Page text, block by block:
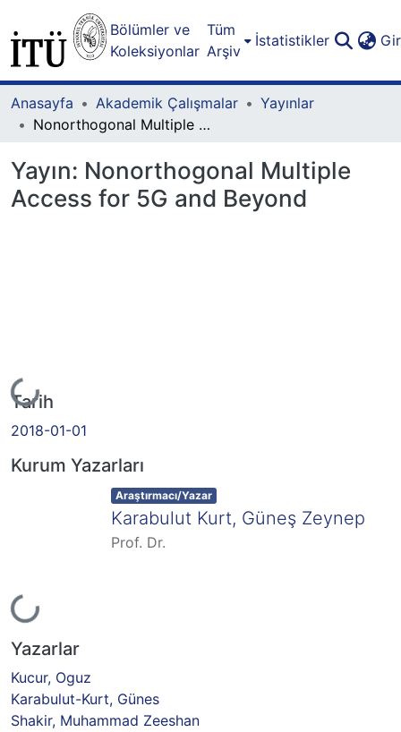
Bölümler ve
Koleksiyonlar
Tüm
Arşiv
İstatistikler
Anasayfa Akademik Çalışmalar
Yayınlar
Nonorthogonal Multiple Access for 5G and Beyond
Yayın: Nonorthogonal Multiple
Access for 5G and Beyond
Yükleniyor...
Tarih
2018-01-01
Kurum Yazarları
Yükleniyor...
Item type:
Araştırmacı/Yazar ,
Karabulut Kurt, Güneş Zeynep
Prof. Dr.
Yazarlar
Kucur, Oguz
Karabulut-Kurt, Günes
Shakir, Muhammad Zeeshan